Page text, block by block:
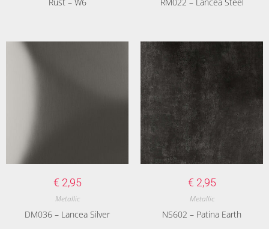
€ 2,95
Metallic
DM036 – Lancea Silver
€ 2,95
Metallic
NS602 – Patina Earth